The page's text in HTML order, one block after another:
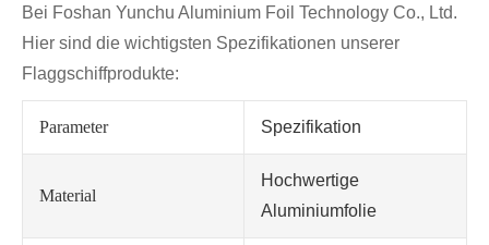
Bei Foshan Yunchu Aluminium Foil Technology Co., Ltd.
Hier sind die wichtigsten Spezifikationen unserer
Flaggschiffprodukte:
Parameter Spezifikation
Material
Hochwertige
Aluminiumfolie